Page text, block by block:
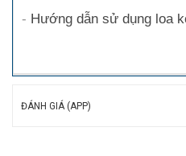
- Hướng dẫn sử dụng loa
ĐÁNH GIÁ (APP)